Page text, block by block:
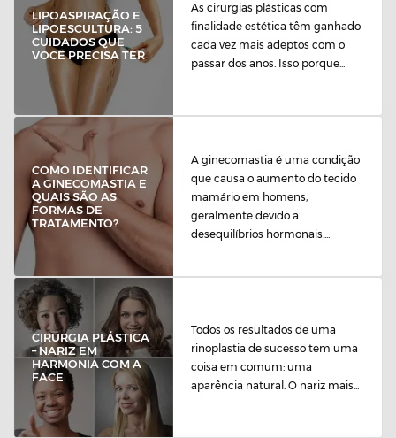
LIPOASPIRAÇÃO E
LIPOESCULTURA: 5
CUIDADOS QUE
VOCÊ PRECISA TER
As cirurgias plásticas com
finalidade estética têm ganhado
cada vez mais adeptos com o
passar dos anos. Isso porque...
COMO IDENTIFICAR
A GINECOMASTIA E
QUAIS SÃO AS
FORMAS DE
TRATAMENTO?
A ginecomastia é uma condição
que causa o aumento do tecido
mamário em homens,
geralmente devido a
desequilíbrios hormonais....
CIRURGIA PLÁSTICA
– NARIZ EM
HARMONIA COM A
FACE
Todos os resultados de uma
rinoplastia de sucesso tem uma
coisa em comum: uma
aparência natural. O nariz mais...